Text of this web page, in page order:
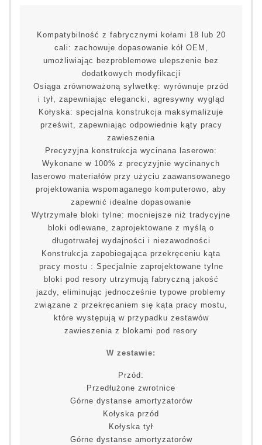
Kompatybilność z fabrycznymi kołami 18 lub 20
cali: zachowuje dopasowanie kół OEM,
umożliwiając bezproblemowe ulepszenie bez
dodatkowych modyfikacji
Osiąga zrównoważoną sylwetkę: wyrównuje przód
i tył, zapewniając elegancki, agresywny wygląd
Kołyska: specjalna konstrukcja maksymalizuje
prześwit, zapewniając odpowiednie kąty pracy
zawieszenia
Precyzyjna konstrukcja wycinana laserowo:
Wykonane w 100% z precyzyjnie wycinanych
laserowo materiałów przy użyciu zaawansowanego
projektowania wspomaganego komputerowo, aby
zapewnić idealne dopasowanie
Wytrzymałe bloki tylne: mocniejsze niż tradycyjne
bloki odlewane, zaprojektowane z myślą o
długotrwałej wydajności i niezawodności
Konstrukcja zapobiegająca przekręceniu kąta
pracy mostu : Specjalnie zaprojektowane tylne
bloki pod resory utrzymują fabryczną jakość
jazdy, eliminując jednocześnie typowe problemy
związane z przekręcaniem się kąta pracy mostu,
które występują w przypadku zestawów
zawieszenia z blokami pod resory
W zestawie:
Przód:
Przedłużone zwrotnice
Górne dystanse amortyzatorów
Kołyska przód
Kołyska tył
Górne dystanse amortyzatorów